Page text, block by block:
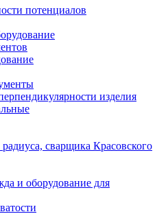
потенциалов
изделия
сварщика Красовского
и оборудование для